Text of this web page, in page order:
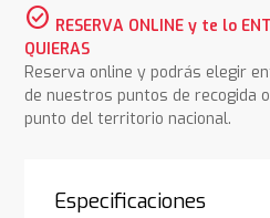
check_circle RESERVA ONLINE y te lo
QUIERAS
Reserva online y podrás elegir
de nuestros puntos de recogida
punto del territorio nacional.
Especificaciones